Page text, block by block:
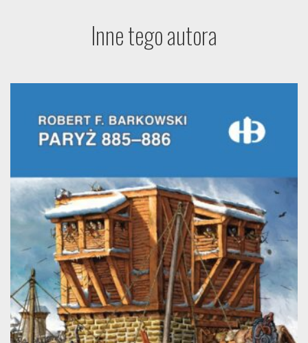
Inne tego autora